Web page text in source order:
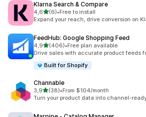
Klarna Search & Compare
4,6na 5 gwiazdek
(6)
Łączna liczba recenzji: 6
•Free to install
Expand your reach, drive conversion on
FeedHub: Google Shopping Feed
4,9na 5 gwiazdek
(406)
Łączna liczba recenzji: 406
•Free plan available
Drive sales with accurate product feeds
Built for Shopify
Channable
3,9na 5 gwiazdek
(38)
Łączna liczba recenzji: 38
•From $104/month
Turn your product data into channel-